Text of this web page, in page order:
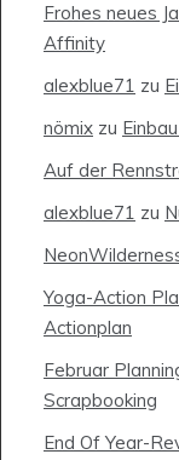
Frohes neues
Affinity
alexblue71 zu
nömix zu
Auf der
alexblue71 zu
Yoga-Action
Actionplan
Februar
Scrapbooking
End Of Year-